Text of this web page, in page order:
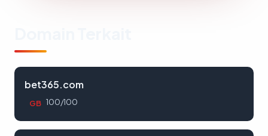
bet365.com
GB 100/100